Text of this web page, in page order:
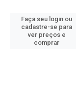
Faça seu login ou
cadastre-se para
ver preços e
comprar